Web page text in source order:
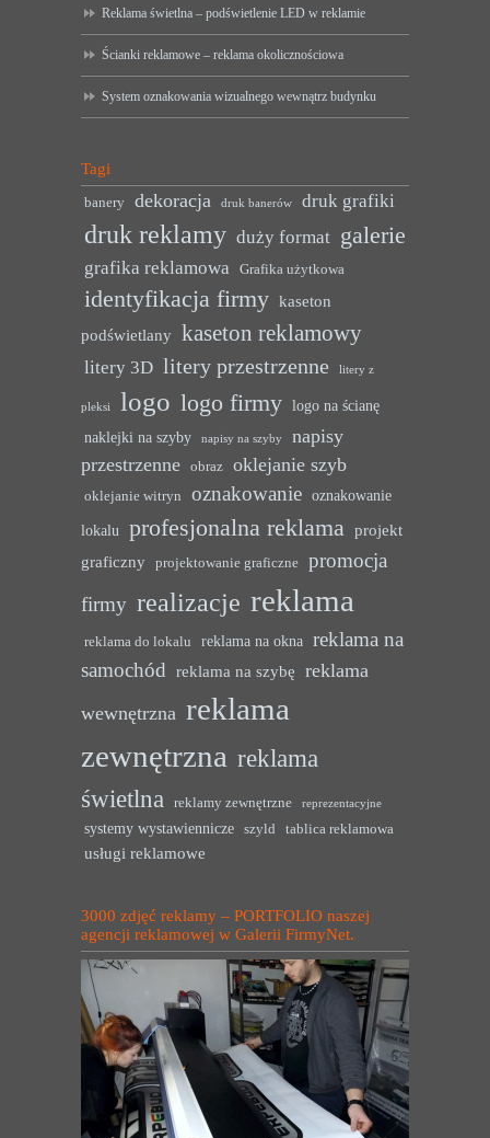
Reklama świetlna – podświetlenie LED w reklamie
Ścianki reklamowe – reklama okolicznościowa
System oznakowania wizualnego wewnątrz budynku
Tagi
banery dekoracja druk banerów druk grafiki
druk reklamy duży format galerie
grafika reklamowa Grafika użytkowa
identyfikacja firmy kaseton
podświetlany kaseton reklamowy
litery 3D litery przestrzenne litery z
pleksi logo logo firmy logo na ścianę
naklejki na szyby
napisy na szyby
napisy
przestrzenne
obraz oklejanie szyb
oklejanie witryn oznakowanie oznakowanie
lokalu profesjonalna reklama projekt
graficzny
projektowanie graficzne
promocja
firmy realizacje reklama
reklama do lokalu reklama na okna reklama na
samochód reklama na szybę reklama
wewnętrzna reklama
zewnętrzna reklama
świetlna
reklamy zewnętrzne reprezentacyjne
systemy wystawiennicze szyld tablica reklamowa
usługi reklamowe
3000 zdjęć reklamy – PORTFOLIO naszej
agencji reklamowej w Galerii FirmyNet.